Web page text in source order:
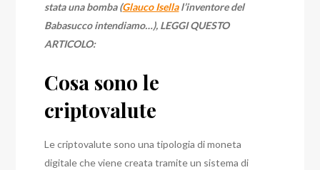
stata una bomba (Glauco Isellal’inventore del
Babasucco intendiamo…), LEGGI QUESTO
ARTICOLO:
Cosa sono le
criptovalute
Le criptovalute sono una tipologia di moneta
digitale che viene creata tramite un sistema di